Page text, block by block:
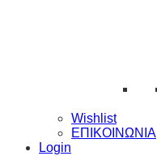
Wishlist
ΕΠΙΚΟΙΝΩΝΙΑ
Login